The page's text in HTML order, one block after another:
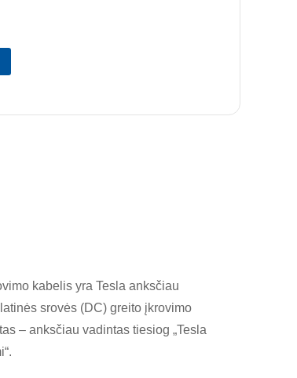
kabelis yra Tesla anksčiau
srovės (DC) greito įkrovimo
– anksčiau vadintas tiesiog „Tesla